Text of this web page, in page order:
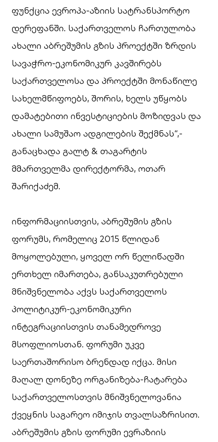
ფუნქცია ევროპა-აზიის სატრანსპორტო
დერეფანში. საქართველოს ჩართულობა
ახალი აბრეშუმის გზის პროექტში ზრდის
სავაჭრო-ეკონომიკურ კავშირებს
საქართველოსა და პროექტში მონაწილე
სახელმწიფოებს, შორის, ხელს უწყობს
დამატებითი ინვესტიციების მოზიდვას და
ახალი სამუშაო ადგილების შექმნას“,-
განაცხადა გალტ & თაგარტის
მმართველმა დირექტორმა, ოთარ
შარიქაძემ.
ინფორმაციისთვის, აბრეშუმის გზის
ფორუმს, რომელიც 2015 წლიდან
მოყოლებული, ყოველ ორ წელიწადში
ერთხელ იმართება, განსაკუთრებული
მნიშვნელობა აქვს საქართველოს
პოლიტიკურ-ეკონომიკური
ინტეგრაციისთვის თანამედროვე
მსოფლიოსთან. ფორუმი უკვე
საერთაშორისო ბრენდად იქცა. მისი
მაღალ დონეზე ორგანიზება-ჩატარება
საქართველოსთვის მნიშვნელოვანია
ქვეყნის საგარეო იმიჯის თვალსაზრისით.
აბრეშუმის გზის ფორუმი ევრაზიის